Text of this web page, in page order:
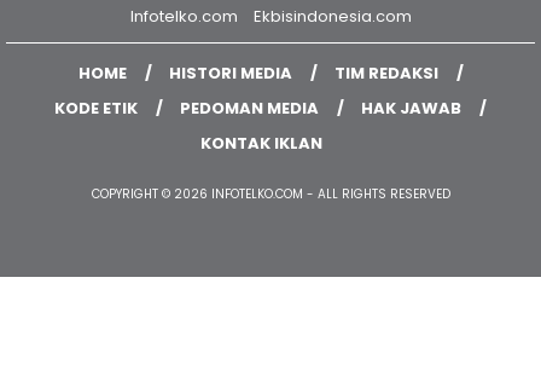
Infotelko.com
Ekbisindonesia.com
HOME HISTORI MEDIA
TIM REDAKSI
KODE ETIK
PEDOMAN MEDIA
HAK JAWAB
KONTAK IKLAN
COPYRIGHT © 2026 INFOTELKO.COM - ALL RIGHTS RESERVED